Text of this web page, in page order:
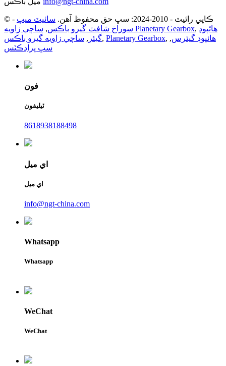
© ڪاپي رائيٽ - 2010-2024: سڀ حق محفوظ آهن. سائيٽ ميپ -
سوراخ شافٽ گيرو باڪس, ساڄي زاويه Planetary Gearbox, هائپوڊ
گيئر , ساڄي زاويه گيرو باڪس , Planetary Gearbox, هائپوڊ گيئرس,
سڀ پراڊڪٽس
فون
ٽيليفون
8618938188498
اي ميل
اي ميل
info@ngt-china.com
Whatsapp
Whatsapp
WeChat
WeChat